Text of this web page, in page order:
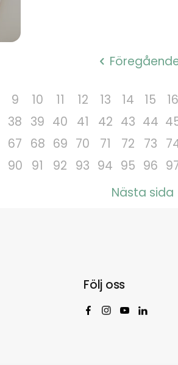
9 10 11 12 13 14 15 16
38 39 40 41 42 43 44
67 68 69 70 71 72 73
90 91 92 93 94 95 96
Nästa sida
Följ oss